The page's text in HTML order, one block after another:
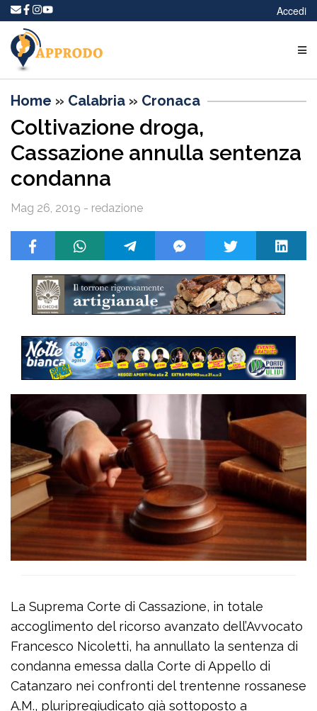
Accedi
Home » Calabria » Cronaca
Coltivazione droga,
Cassazione annulla sentenza
condanna
Mag 26, 2019 - redazione
La Suprema Corte di Cassazione, in totale
accoglimento del ricorso avanzato dell’Avvocato
Francesco Nicoletti, ha annullato la sentenza di
condanna emessa dalla Corte di Appello di
Catanzaro nei confronti del trentenne rossanese
A.M., pluripregiudicato già sottoposto a